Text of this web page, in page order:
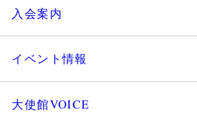
組織図・役員
入会案内
イベント情報
大使館VOICE